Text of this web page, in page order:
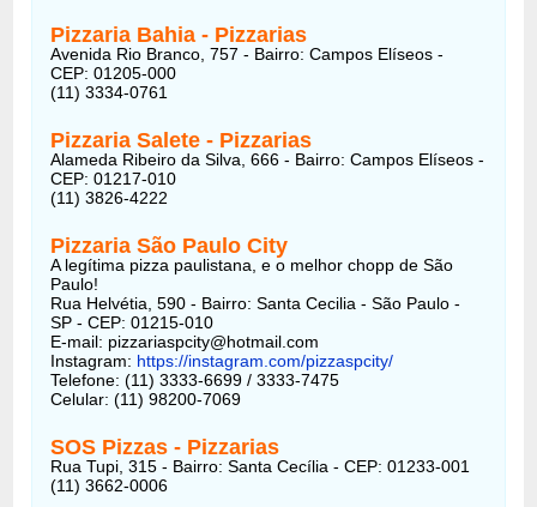
Pizzaria Bahia- Pizzarias
Avenida Rio Branco, 757 - Bairro: Campos Elíseos -
CEP: 01205-000
(11) 3334-0761
Pizzaria Salete- Pizzarias
Alameda Ribeiro da Silva, 666 - Bairro: Campos Elíseos -
CEP: 01217-010
(11) 3826-4222
Pizzaria São Paulo City
A legítima pizza paulistana, e o melhor chopp de São
Paulo!
Rua Helvétia, 590 - Bairro: Santa Cecilia - São Paulo -
SP - CEP: 01215-010
E-mail: pizzariaspcity@hotmail.com
Instagram: https://instagram.com/pizzaspcity/
Telefone: (11) 3333-6699 / 3333-7475
Celular: (11) 98200-7069
SOS Pizzas- Pizzarias
Rua Tupi, 315 - Bairro: Santa Cecília - CEP: 01233-001
(11) 3662-0006